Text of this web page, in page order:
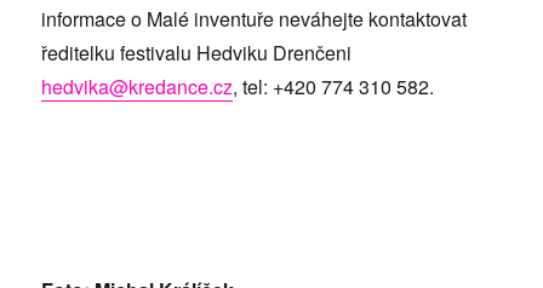
informace o Malé inventuře neváhejte kontaktovat
ředitelku festivalu Hedviku Drenčeni
hedvika@kredance.cz, tel: +420 774 310 582.